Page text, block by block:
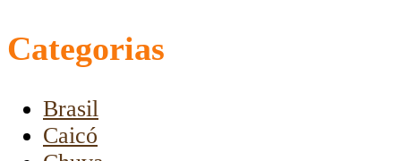
Categorias
Brasil
Caicó